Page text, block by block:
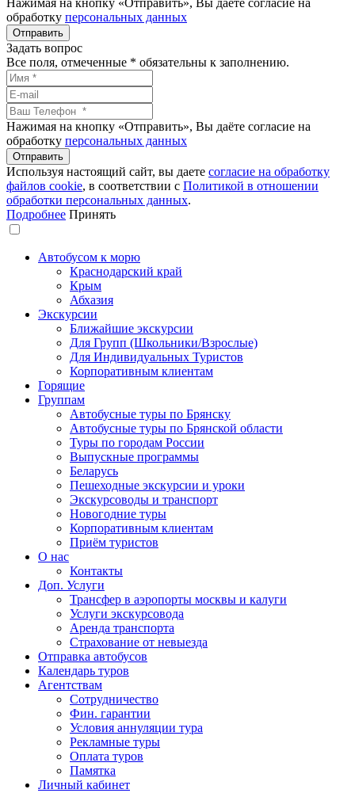
Нажимая на кнопку «Отправить», Вы даёте согласие на
обработку персональных данных
Задать вопрос
Все поля, отмеченные * обязательны к заполнению.
Нажимая на кнопку «Отправить», Вы даёте согласие на
обработку персональных данных
Используя настоящий сайт, вы даете согласие на обработку
файлов сookie, в соответствии с Политикой в отношении
обработки персональных данных.
Подробнее Принять
Автобусом к морю
Краснодарский край
Крым
Абхазия
Экскурсии
Ближайшие экскурсии
Для Групп (Школьники/Взрослые)
Для Индивидуальных Туристов
Корпоративным клиентам
Горящие
Группам
Автобусные туры по Брянску
Автобусные туры по Брянской области
Туры по городам России
Выпускные программы
Беларусь
Пешеходные экскурсии и уроки
Экскурсоводы и транспорт
Новогодние туры
Корпоративным клиентам
Приём туристов
О нас
Контакты
Доп. Услуги
Трансфер в аэропорты москвы и калуги
Услуги экскурсовода
Аренда транспорта
Страхование от невыезда
Отправка автобусов
Календарь туров
Агентствам
Сотрудничество
Фин. гарантии
Условия аннуляции тура
Рекламные туры
Оплата туров
Памятка
Личный кабинет